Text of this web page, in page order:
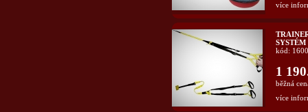
více
SYSTÉM
kód:
1
běžná
více